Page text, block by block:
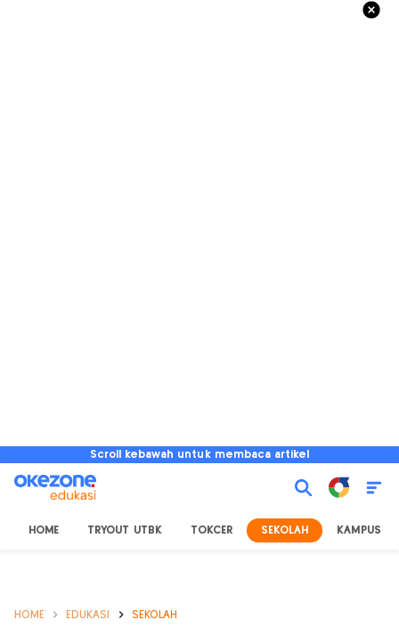
Scroll kebawah untuk membaca artikel
HOME TRYOUT UTBK TOKCER SEKOLAH KAMPUS
HOME EDUKASI SEKOLAH